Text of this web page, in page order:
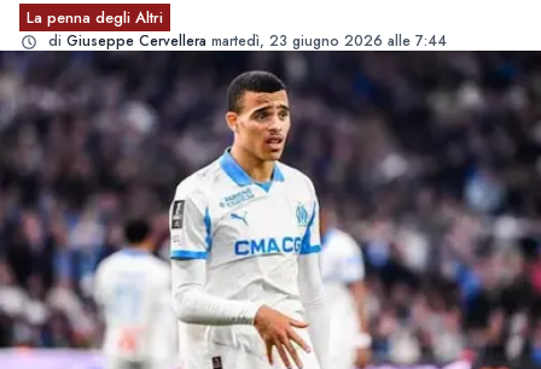
La penna degli Altri
di Giuseppe Cervellera martedì, 23 giugno 2026 alle 7:44